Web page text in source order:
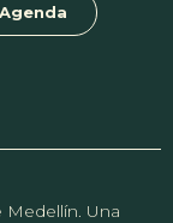
Agenda
Medellín. Una